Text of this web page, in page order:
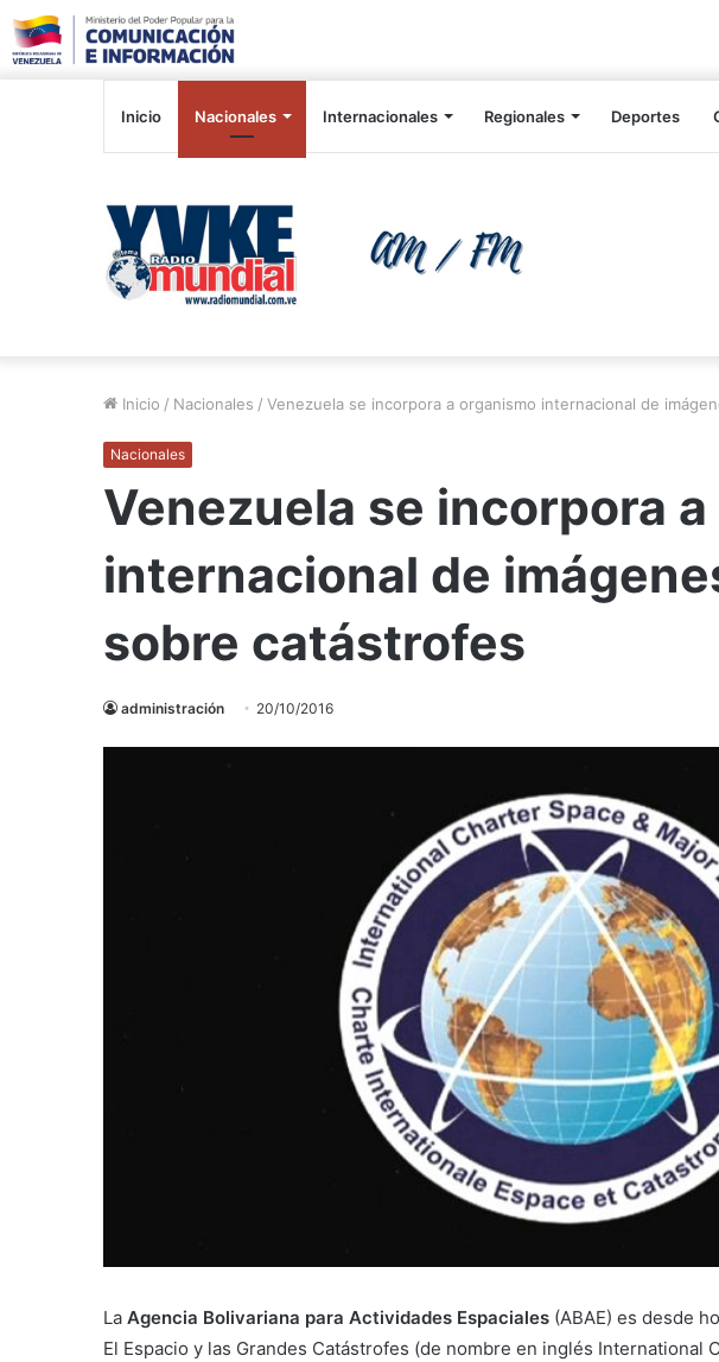
Inicio Nacionales Internacionales Regionales Deportes
Inicio / Nacionales / Venezuela se incorpora a organismo internacional de
Nacionales
Venezuela se incorpora
internacional de
sobre catástrofes
administración 20/10/2016
La Agencia Bolivariana para Actividades Espaciales (ABAE) es desde
El Espacio y las Grandes Catástrofes (de nombre en inglés International